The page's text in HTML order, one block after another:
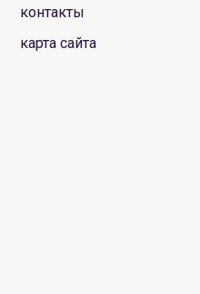
контакты
карта сайта